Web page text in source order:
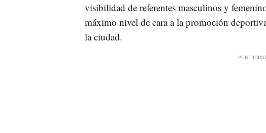
visibilidad de referentes masculinos y
máximo nivel de cara a la promoción
la ciudad.